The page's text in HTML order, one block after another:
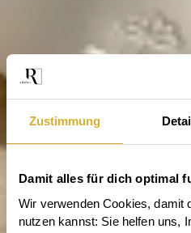
Zustimmung
Damit alles für dich optimal
Wir verwenden Cookies, damit
nutzen kannst: Sie helfen uns,